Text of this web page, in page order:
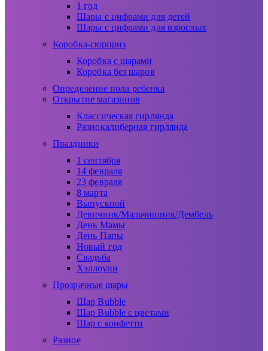
1 год
Шары с цифрами для детей
Шары с цифрами для взрослых
Коробка-сюрприз
Коробка с шарами
Коробка без шаров
Определение пола ребенка
Открытие магазинов
Классическая гирлянда
Разнокалиберная гирлянда
Праздники
1 сентября
14 февраля
23 февраля
8 марта
Выпускной
Девичник/Мальчишник/Дембель
День Мамы
День Папы
Новый год
Свадьба
Хэллоуин
Прозрачные шары
Шар Bubble
Шар Bubble с цветами
Шар с конфетти
Разное